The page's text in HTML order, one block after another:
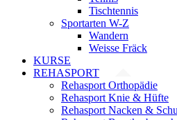
Tischtennis
Sportarten W-Z
Wandern
Weisse Fräck
KURSE
REHASPORT
Rehasport Orthopädie
Rehasport Knie & Hüfte
Rehasport Nacken &